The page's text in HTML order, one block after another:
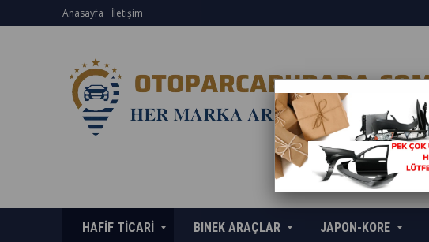
Anasayfa İletişim
HAFİF TİCARİ BINEK ARAÇLAR JAPON-KORE